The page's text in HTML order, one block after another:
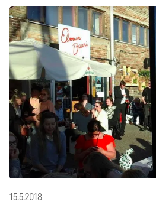
15.5.2018